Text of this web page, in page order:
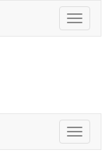
Toggle